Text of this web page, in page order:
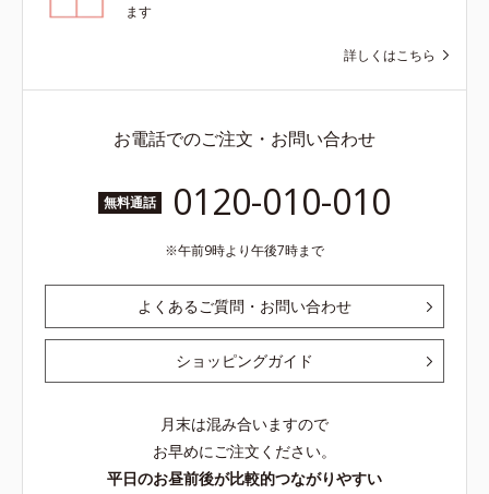
ます
詳しくはこちら
お電話でのご注文・お問い合わせ
無料通話 0120-010-010
午前9時より午後7時まで
よくあるご質問・お問い合わせ
ショッピングガイド
月末は混み合いますので
お早めにご注文ください。
平日のお昼前後が比較的つながりやすい